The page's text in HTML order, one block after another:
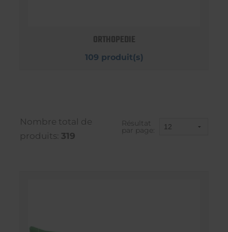
ORTHOPEDIE
109 produit(s)
Nombre total de
produits: 319
Résultat
par page: